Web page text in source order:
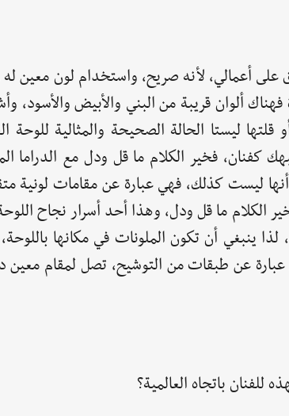
أعمالي، لأنه صريح، واستخدام لون معين له
فهناك ألوان قريبة من البني والأبيض والأسود،
قلتها ليستا الحالة الصحيحة والمثالية للوحة
فخير الكلام ما قل ودل مع الدراما
ليست كذلك، فهي عبارة عن مقامات لونية
الكلام ما قل ودل، وهذا أحد أسرار نجاح
لذا ينبغي أن تكون الملونات في مكانها
عن طبقات من التوشيح، تصل لمقام
باتجاه العالمية؟